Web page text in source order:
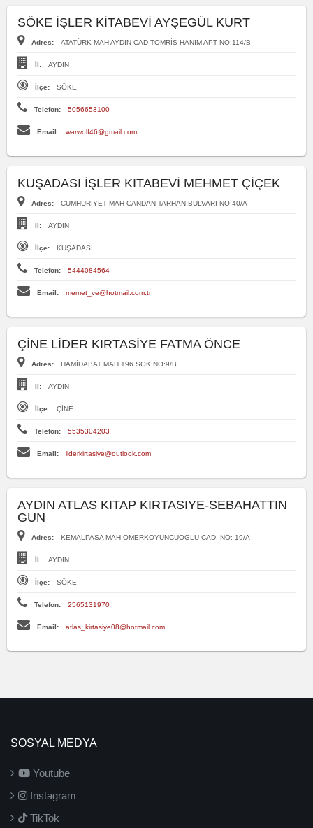
SÖKE İŞLER KİTABEVİ AYŞEGÜL KURT
Adres: ATATÜRK MAH AYDIN CAD TOMRİS HANIM APT NO:114/B
İl: AYDIN
İlçe: SÖKE
Telefon: 5056653100
Email: warwolf46@gmail.com
KUŞADASI İŞLER KITABEVİ MEHMET ÇİÇEK
Adres: CUMHURİYET MAH CANDAN TARHAN BULVARI NO:40/A
İl: AYDIN
İlçe: KUŞADASI
Telefon: 5444084564
Email: memet_ve@hotmail.com.tr
ÇİNE LİDER KIRTASİYE FATMA ÖNCE
Adres: HAMİDABAT MAH 196 SOK NO:9/B
İl: AYDIN
İlçe: ÇİNE
Telefon: 5535304203
Email: liderkirtasiye@outlook.com
AYDIN ATLAS KITAP KIRTASIYE-SEBAHATTIN
GUN
Adres: KEMALPASA MAH.OMERKOYUNCUOGLU CAD. NO: 19/A
İl: AYDIN
İlçe: SÖKE
Telefon: 2565131970
Email: atlas_kirtasiye08@hotmail.com
SOSYAL MEDYA
Youtube
Instagram
TikTok